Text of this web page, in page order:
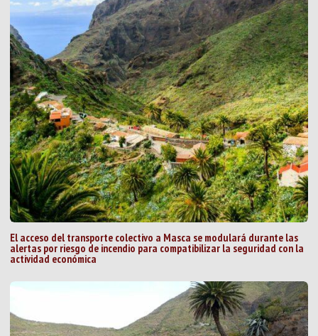
El acceso del transporte colectivo a Masca se modulará durante las
alertas por riesgo de incendio para compatibilizar la seguridad con la
actividad económica